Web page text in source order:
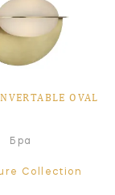
OVAL
Бра
Collection